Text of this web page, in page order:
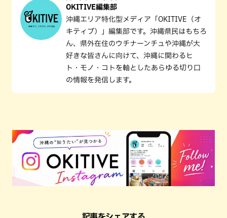
OKITIVE編集部
沖縄エリア特化型メディア「OKITIVE（オ
キティブ）」編集部です。沖縄県民はもちろ
ん、県外在住のウチナーンチュや沖縄が大
好きな皆さんに向けて、沖縄に関わるヒ
ト・モノ・コトを軸としたあらゆる切り口
の情報を発信します。